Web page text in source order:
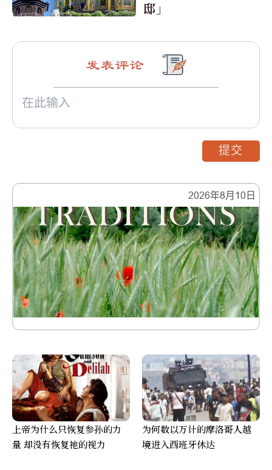
邸」
2026年8月10日
发表评论
提交
上帝为什么只恢复参孙的力
量 却没有恢复祂的视力
为何数以万计的摩洛哥人越
境进入西班牙休达